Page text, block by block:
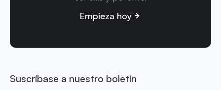
Empieza hoy
Suscríbase a nuestro boletín